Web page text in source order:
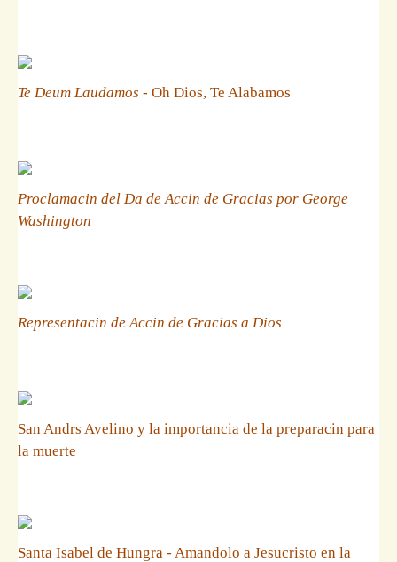
Te Deum Laudamos - Oh Dios, Te Alabamos
Proclamacin del Da de Accin de Gracias por George
Washington
Representacin de Accin de Gracias a Dios
San Andrs Avelino y la importancia de la preparacin para
la muerte
Santa Isabel de Hungra - Amandolo a Jesucristo en la